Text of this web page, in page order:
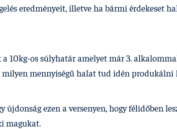
eredményeit, illetve ha bármi érdekeset
a 10kg-os súlyhatár amelyet már 3.
mennyiségű halat tud idén produkálni
újdonság ezen a versenyen, hogy félidőben
magukat.